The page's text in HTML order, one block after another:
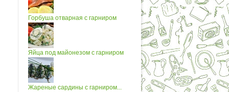
Горбуша отварная с гарниром
Яйца под майонезом с гарниром
Жареные сардины с гарниром...